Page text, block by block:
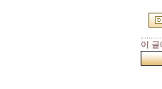
이 글